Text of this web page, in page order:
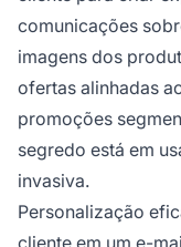
comunicações
imagens dos
ofertas alinhadas
promoções
segredo está em
invasiva.
Personalização